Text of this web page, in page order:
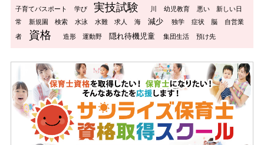
子育てパスポート
学び 実技試験 川 幼児教育 悪い
新しい日
常
新規園 検索 水泳 水難 求人 海 減少 独学 症状 脳
自営業
者
資格 造形 運動野 隠れ待機児童 集団生活 預け先